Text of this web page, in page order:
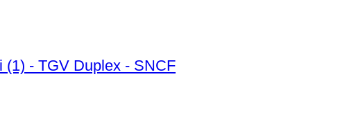
(1) - TGV Duplex - SNCF